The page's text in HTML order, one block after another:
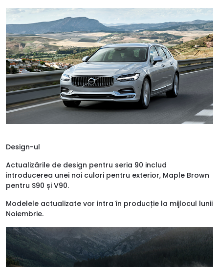
Design-ul
Actualizările de design pentru seria 90 includ
introducerea unei noi culori pentru exterior, Maple Brown
pentru S90 și V90.
Modelele actualizate vor intra în producție la mijlocul lunii
Noiembrie.